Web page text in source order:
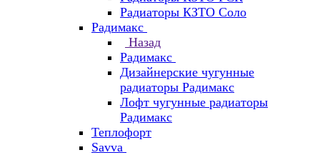
Радиаторы КЗТО Соло
Радимакс
Назад
Радимакс
Дизайнерские чугунные
радиаторы Радимакс
Лофт чугунные радиаторы
Радимакс
Теплофорт
Savva